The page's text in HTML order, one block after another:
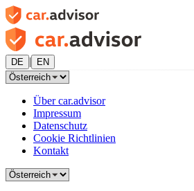
DE | EN
Über car.advisor
Impressum
Datenschutz
Cookie Richtlinien
Kontakt